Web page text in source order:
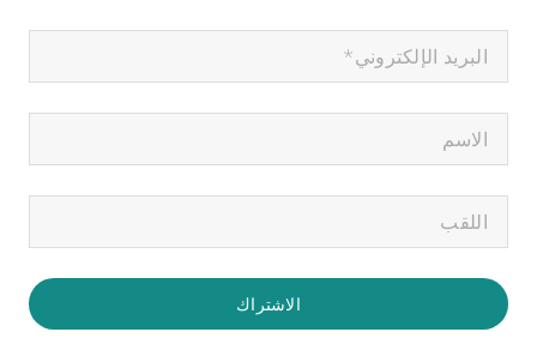
الاشتراك